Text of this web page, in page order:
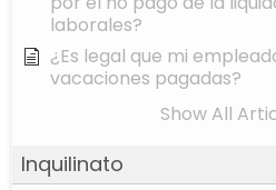
laborales?
¿Es legal que mi
vacaciones pagadas?
Show All
Inquilinato